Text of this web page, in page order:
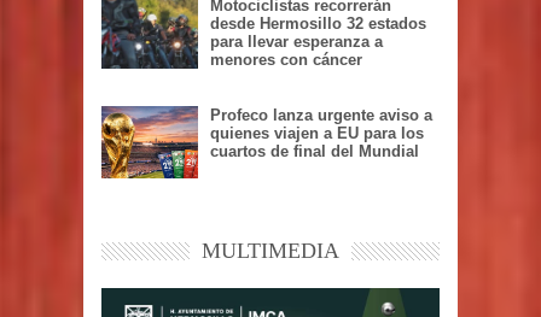
Motociclistas recorrerán
desde Hermosillo 32 estados
para llevar esperanza a
Profeco lanza urgente aviso a
quienes viajen a EU para los
MULTIMEDIA